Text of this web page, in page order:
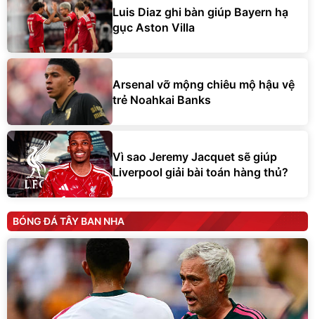
Luis Diaz ghi bàn giúp Bayern hạ
gục Aston Villa
Arsenal vỡ mộng chiêu mộ hậu vệ
trẻ Noahkai Banks
Vì sao Jeremy Jacquet sẽ giúp
Liverpool giải bài toán hàng thủ?
BÓNG ĐÁ TÂY BAN NHA